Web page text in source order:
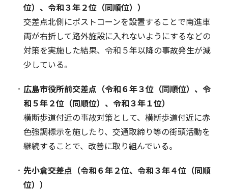
位）、令和３年２位（同順位））
交差点北側にポストコーンを設置することで南進車
両が右折して路外施設に入れないようにするなどの
対策を実施した結果、令和５年以降の事故発生が減
少している。
広島市役所前交差点（令和６年３位（同順位）、令
和５年２位（同順位）、令和３年１位）
横断歩道付近の事故対策として、横断歩道付近に赤
色強調標示を施したり、交通取締り等の街頭活動を
継続することで、改善に取り組んでいる。
先小倉交差点（令和６年２位、令和３年４位（同順
位））